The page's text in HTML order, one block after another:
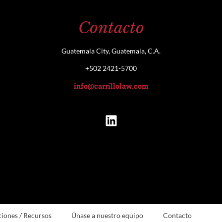
Contacto
Guatemala City, Guatemala, C.A.
+502 2421-5700
info@carrillolaw.com
/ Recursos Únase a nuestro equipo Contacto